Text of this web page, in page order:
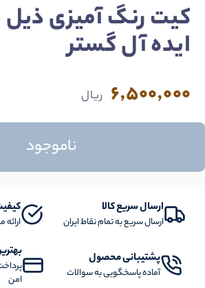
کیت رنگ آمیزی
ایده آل گستر
6,500,000 ریال
ناموجود
ارسال سریع کالا
ارسال سریع به تمام نقاط ایران
پشتیبانی محصول
آماده پاسخگویی به سوالات
امن